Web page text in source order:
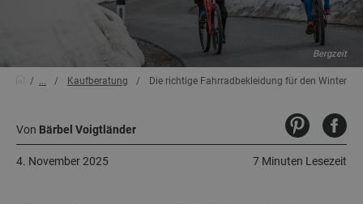
Bergzeit
... Kaufberatung Die richtige Fahrradbekleidung für den Winter
Von Bärbel Voigtländer
7 Minuten Lesezeit
4. November 2025